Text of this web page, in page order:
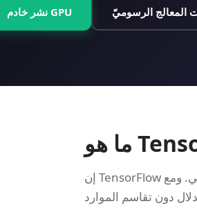
نشر خادم GPU المعالج الرسوميّ
إن TensorFlow هو إطار عمل للتعلم الآلي مفتوح المصدر من جوجل لبناء ونشر نماذج التعلم الآلي. ومع GPU VPS،